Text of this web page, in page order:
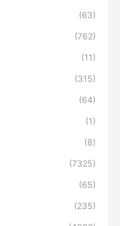
(63)
(762)
(11)
(315)
(64)
(1)
(8)
(7325)
(65)
(235)